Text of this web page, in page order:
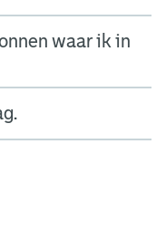
waar ik in